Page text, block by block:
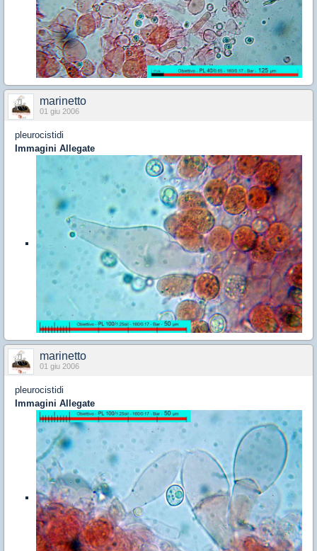
marinetto
01 giu 2006
pleurocistidi
Immagini Allegate
marinetto
01 giu 2006
pleurocistidi
Immagini Allegate